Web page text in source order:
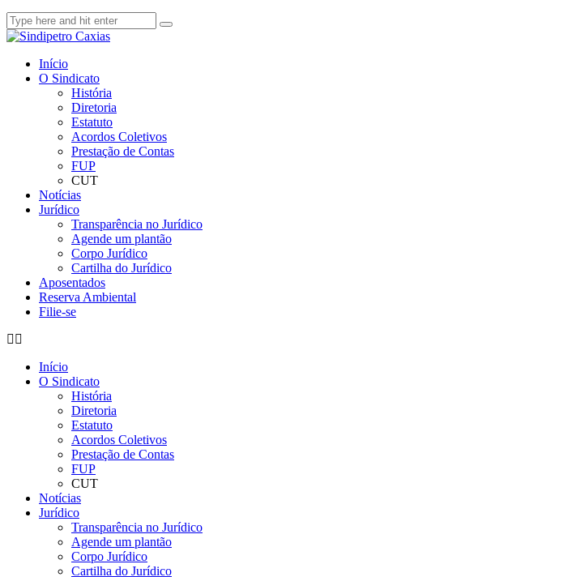
Início
O Sindicato
História
Diretoria
Estatuto
Acordos Coletivos
Prestação de Contas
FUP
CUT
Notícias
Jurídico
Transparência no Jurídico
Agende um plantão
Corpo Jurídico
Cartilha do Jurídico
Aposentados
Reserva Ambiental
Filie-se
Início
O Sindicato
História
Diretoria
Estatuto
Acordos Coletivos
Prestação de Contas
FUP
CUT
Notícias
Jurídico
Transparência no Jurídico
Agende um plantão
Corpo Jurídico
Cartilha do Jurídico